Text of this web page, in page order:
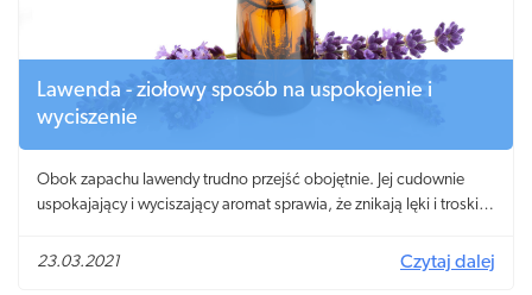
Lawenda - ziołowy sposób na uspokojenie i
wyciszenie
Obok zapachu lawendy trudno przejść obojętnie. Jej cudownie
uspokajający i wyciszający aromat sprawia, że znikają lęki i troski,
wykorzystywany jest w aromaterapii. Jego unikalne właściwości są
23.03.2021 Czytaj dalej